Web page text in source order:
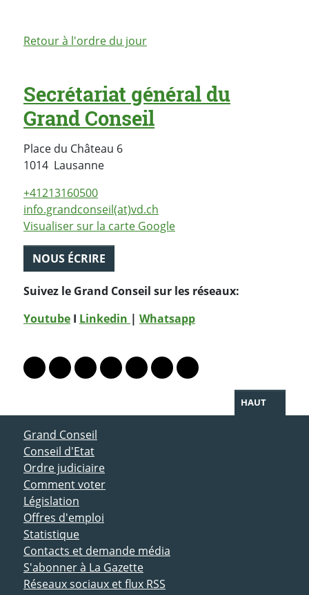
Retour à l'ordre du jour
Secrétariat général du
Grand Conseil
Place du Château 6
1014 LausanneSuisse
+41213160500
info.grandconseil(at)vd.ch
Visualiser sur la carte Google
NOUS ÉCRIRE
Suivez le Grand Conseil sur les réseaux:
Youtube I Linkedin | Whatsapp
Lien vers le profil Mastodon
Lien vers le profil Bluesky
Lien vers le profil Instagram
Lien vers le profil Linkedin
Lien vers le profil Facebook
Lien vers le profil Twitter
Partager par WhatsApp
HAUT
ACCÈS DIRECT
Grand Conseil
Conseil d'Etat
Ordre judiciaire
Comment voter
Législation
Offres d'emploi
Statistique
Contacts et demande média
S'abonner à La Gazette
Réseaux sociaux et flux RSS